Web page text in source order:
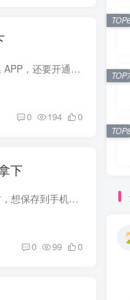
不知道大家有没有和我一样的烦恼，想听的歌分散在各个音乐软件，来回切换 APP，还要开通好几个会员，广告弹窗还一大堆，听歌体验大打折扣。 今天给大家分享一款 Android 端音乐神器 ——笒音，...
0 194 0
下
刷短视频、看图文笔记的时候，遇到很喜欢的风景视频、高清图集、实况素材，想保存到手机相册，却被平台水印牢牢困住，是不是特别闹心？ 很多解析工具要么广告满天飞，强制看广告才能导出；要么...
0 99 0
TOP6
TOP7
TOP8